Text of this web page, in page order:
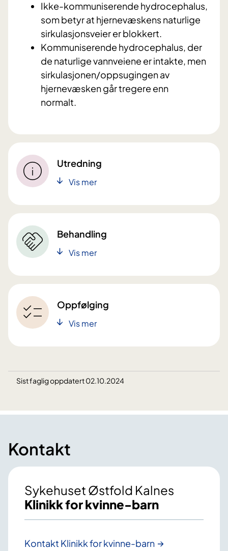
Ikke-kommuniserende hydrocephalus,
som betyr at hjernevæskens naturlige
sirkulasjonsveier er blokkert.
Kommuniserende hydrocephalus, der
de naturlige vannveiene er intakte, men
sirkulasjonen/oppsugingen av
hjernevæsken går tregere enn
normalt.
Utredning
Vis mer
Behandling
Vis mer
Oppfølging
Vis mer
Sist faglig oppdatert 02.10.2024
Kontakt
Sykehuset Østfold Kalnes
Klinikk for kvinne-barn
Kontakt Klinikk for kvinne-barn